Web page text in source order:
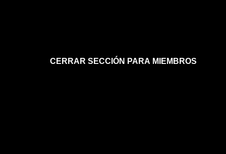
CERRAR SECCIÓN PARA MIEMBROS